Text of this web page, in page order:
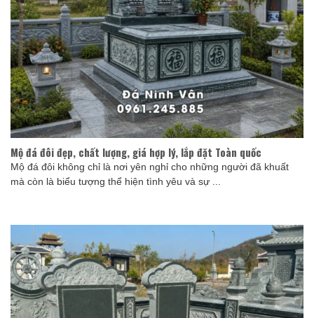
Mộ đá đôi đẹp, chất lượng, giá hợp lý, lắp đặt Toàn quốc
Mộ đá đôi không chỉ là nơi yên nghỉ cho những người đã khuất
mà còn là biểu tượng thể hiện tình yêu và sự ...